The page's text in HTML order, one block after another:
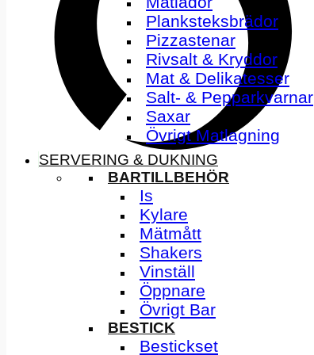
Planksteksbrädor
Pizzastenar
Rivsalt & Kryddor
Mat & Delikatesser
Salt- & Pepparkvarnar
Saxar
Övrigt Matlagning
SERVERING & DUKNING
BARTILLBEHÖR
Is
Kylare
Mätmått
Shakers
Vinställ
Öppnare
Övrigt Bar
BESTICK
Bestickset